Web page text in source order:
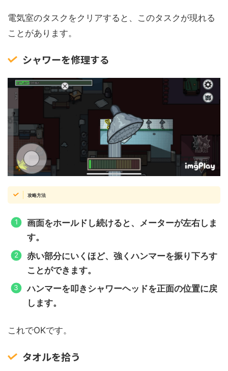
電気室のタスクをクリアすると、このタスクが現れる
ことがあります。
シャワーを修理する
攻略方法
画面をホールドし続けると、メーターが左右しま
す。
赤い部分にいくほど、強くハンマーを振り下ろす
ことができます。
ハンマーを叩きシャワーヘッドを正面の位置に戻
します。
これでOKです。
タオルを拾う